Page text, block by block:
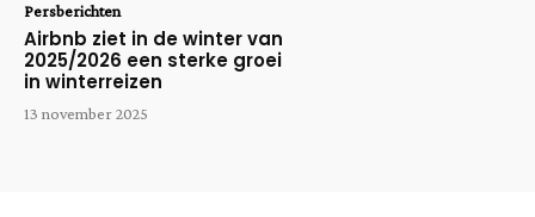
Persberichten
Airbnb ziet in de winter van
2025/2026 een sterke groei
in winterreizen
13 november 2025